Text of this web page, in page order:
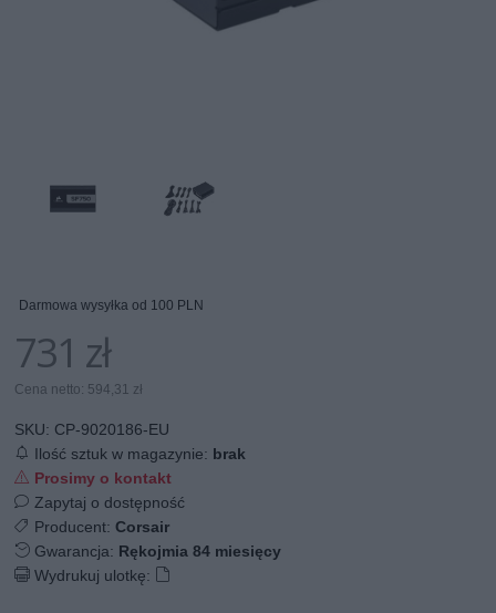
Darmowa wysyłka od 100 PLN
731 zł
Cena netto: 594,31 zł
SKU: CP-9020186-EU
Ilość sztuk w magazynie: brak
Prosimy o kontakt
Zapytaj o dostępność
Producent:Corsair
Gwarancja: Rękojmia 84 miesięcy
Wydrukuj ulotkę: